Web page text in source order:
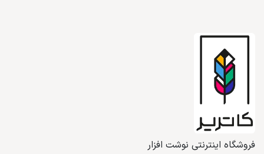
فروشگاه اینترنتی نوشت افزار